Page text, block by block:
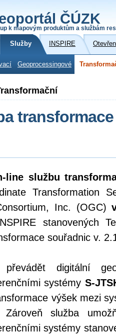
ČÚZK
k mapovým produktům a službám
Služby INSPIRE
Geoprocessingové
line službu
Transformation
Inc. (OGC)
stanovených
souřadnic v.
převádět digitální
systémy S-
výšek mezi
služba
systémy